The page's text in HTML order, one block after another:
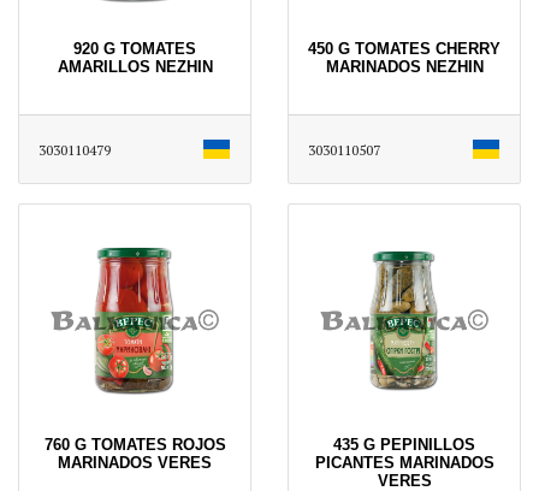
920 G TOMATES
AMARILLOS NEZHIN
3030110479
450 G TOMATES CHERRY
MARINADOS NEZHIN
3030110507
760 G TOMATES ROJOS
MARINADOS VERES
435 G PEPINILLOS
PICANTES MARINADOS
VERES